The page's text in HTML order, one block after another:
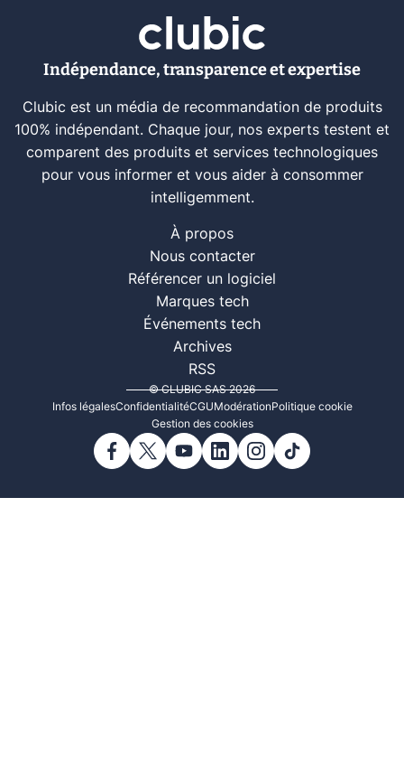
Indépendance, transparence et expertise
Clubic est un média de recommandation de produits
100% indépendant. Chaque jour, nos experts testent et
comparent des produits et services technologiques
pour vous informer et vous aider à consommer
intelligemment.
À propos
Nous contacter
Référencer un logiciel
Marques tech
Événements tech
Archives
RSS
© CLUBIC SAS 2026
Infos légalesConfidentialitéCGUModérationPolitique cookie
Gestion des cookies